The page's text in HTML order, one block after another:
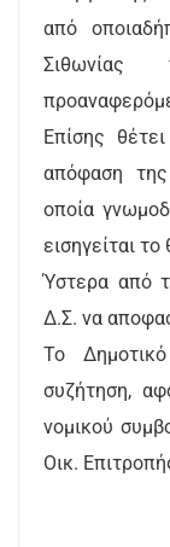
από
Επίσης
απόφαση
οποία
εισηγείται
Ύστερα από
Δ.Σ. να
Το
συζήτηση,
νομικού
Οικ.